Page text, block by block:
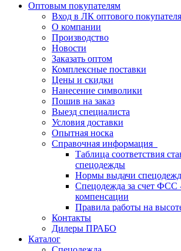
Оптовым покупателям
Вход в ЛК оптового покупателя
О компании
Производство
Новости
Заказать оптом
Комплексные поставки
Цены и скидки
Нанесение символики
Пошив на заказ
Выезд специалиста
Условия доставки
Опытная носка
Справочная информация
Таблица соответствия
спецодежды
Нормы выдачи
Спецодежда за счет ФСС
компенсации
Правила работы на
Контакты
Дилеры ПРАБО
Каталог